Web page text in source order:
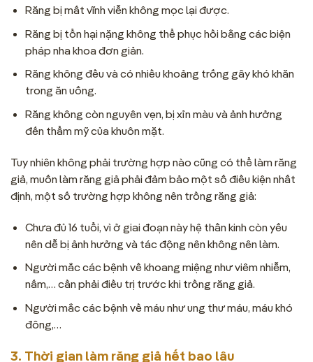
Răng bị mất vĩnh viễn không mọc lại được.
Răng bị tổn hại nặng không thể phục hồi bằng các biện
pháp nha khoa đơn giản.
Răng không đều và có nhiều khoảng trống gây khó khăn
trong ăn uống.
Răng không còn nguyên vẹn, bị xỉn màu và ảnh hưởng
đến thẩm mỹ của khuôn mặt.
Tuy nhiên không phải trường hợp nào cũng có thể làm răng
giả, muốn làm răng giả phải đảm bảo một số điều kiện nhất
định, một số trường hợp không nên trồng răng giả:
Chưa đủ 16 tuổi, vì ở giai đoạn này hệ thần kinh còn yếu
nên dễ bị ảnh hưởng và tác động nên không nên làm.
Người mắc các bệnh về khoang miệng như viêm nhiễm,
nấm,… cần phải điều trị trước khi trồng răng giả.
Người mắc các bệnh về máu như ung thư máu, máu khó
đông,…
3. Thời gian làm răng giả hết bao lâu